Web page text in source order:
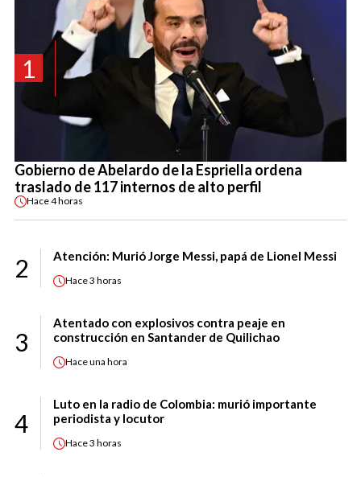
1
Gobierno de Abelardo de la Espriella ordena
traslado de 117 internos de alto perfil
Hace4 horas
2 Atención: Murió Jorge Messi, papá de Lionel Messi
Hace3 horas
3
Atentado con explosivos contra peaje en
construcción en Santander de Quilichao
Haceuna hora
4
Luto en la radio de Colombia: murió importante
periodista y locutor
Hace3 horas